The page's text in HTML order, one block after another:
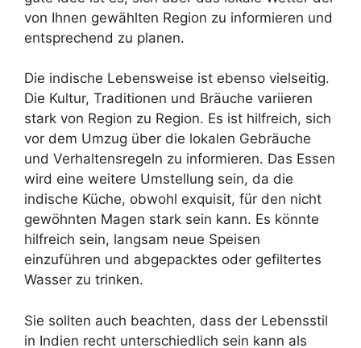
von Ihnen gewählten Region zu informieren und
entsprechend zu planen.
Die indische Lebensweise ist ebenso vielseitig.
Die Kultur, Traditionen und Bräuche variieren
stark von Region zu Region. Es ist hilfreich, sich
vor dem Umzug über die lokalen Gebräuche
und Verhaltensregeln zu informieren. Das Essen
wird eine weitere Umstellung sein, da die
indische Küche, obwohl exquisit, für den nicht
gewöhnten Magen stark sein kann. Es könnte
hilfreich sein, langsam neue Speisen
einzuführen und abgepacktes oder gefiltertes
Wasser zu trinken.
Sie sollten auch beachten, dass der Lebensstil
in Indien recht unterschiedlich sein kann als